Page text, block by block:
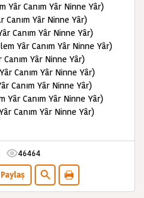
Yâr Canım Yâr Ninne Yâr)
Canım Yâr Ninne Yâr)
Canım Yâr Ninne Yâr)
Yâr Canım Yâr Ninne Yâr)
Canım Yâr Ninne Yâr)
Canım Yâr Ninne Yâr)
Canım Yâr Ninne Yâr)
Yâr Canım Yâr Ninne Yâr)
Canım Yâr Ninne Yâr)
46464
Paylaş